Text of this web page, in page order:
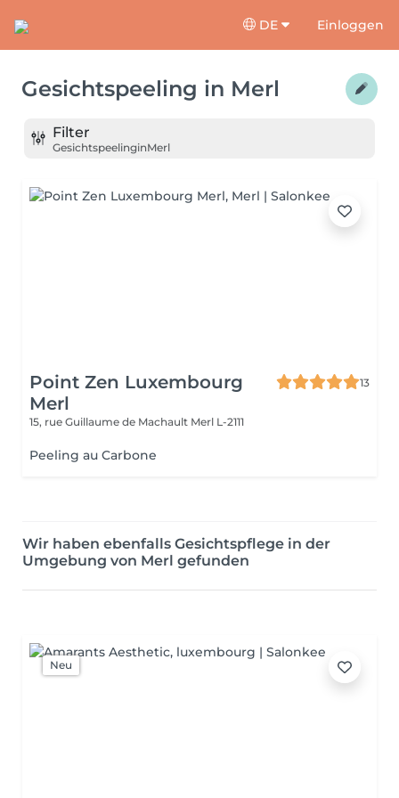
DE Einloggen
Gesichtspeeling in Merl
Filter
GesichtspeelinginMerl
Point Zen Luxembourg
Merl
13
15, rue Guillaume de Machault Merl L-2111
Peeling au Carbone
Wir haben ebenfalls Gesichtspflege in der
Umgebung von Merl gefunden
Neu